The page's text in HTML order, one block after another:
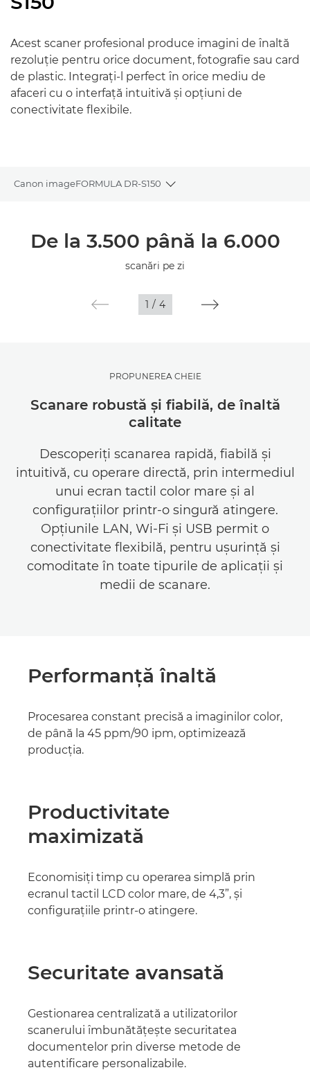
Acest scaner profesional produce imagini de înaltă
rezoluţie pentru orice document, fotografie sau card
de plastic. Integraţi-l perfect în orice mediu de
afaceri cu o interfaţă intuitivă şi opţiuni de
conectivitate flexibile.
Canon imageFORMULA DR-S150
Toggle breadcrumbs
De la 3.500 până la 6.000
scanări pe zi
1 / 4
PROPUNEREA CHEIE
Scanare robustă şi fiabilă, de înaltă
calitate
Descoperiţi scanarea rapidă, fiabilă şi
intuitivă, cu operare directă, prin intermediul
unui ecran tactil color mare şi al
configuraţiilor printr-o singură atingere.
Opţiunile LAN, Wi-Fi şi USB permit o
conectivitate flexibilă, pentru uşurinţă şi
comoditate în toate tipurile de aplicaţii şi
medii de scanare.
Performanţă înaltă
Procesarea constant precisă a imaginilor color,
de până la 45 ppm/90 ipm, optimizează
producţia.
Productivitate
maximizată
Economisiţi timp cu operarea simplă prin
ecranul tactil LCD color mare, de 4,3”, şi
configuraţiile printr-o atingere.
Securitate avansată
Gestionarea centralizată a utilizatorilor
scanerului îmbunătăţeşte securitatea
documentelor prin diverse metode de
autentificare personalizabile.